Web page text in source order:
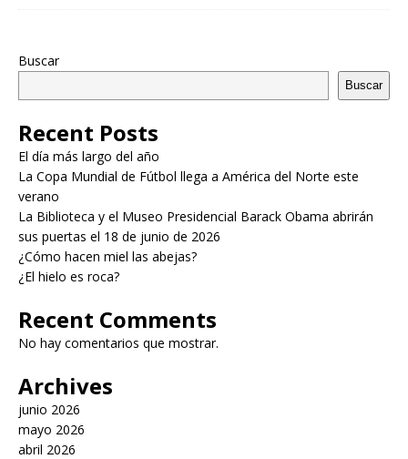
Buscar
Buscar
Recent Posts
El día más largo del año
La Copa Mundial de Fútbol llega a América del Norte este
verano
La Biblioteca y el Museo Presidencial Barack Obama abrirán
sus puertas el 18 de junio de 2026
¿Cómo hacen miel las abejas?
¿El hielo es roca?
Recent Comments
No hay comentarios que mostrar.
Archives
junio 2026
mayo 2026
abril 2026